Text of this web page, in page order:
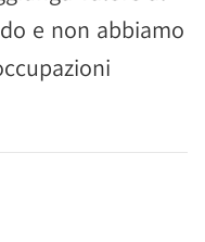
e non abbiamo